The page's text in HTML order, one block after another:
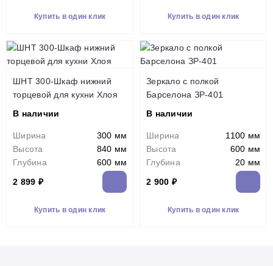
Купить в один клик Купить в один клик
ШНТ 300-Шкаф нижний
торцевой для кухни Хлоя
В наличии
Ширина
300 мм
Высота
840 мм
Глубина
600 мм
2 899 ₽
Купить в один клик
Зеркало с полкой
Барселона ЗР-401
В наличии
Ширина
1100 мм
Высота
600 мм
Глубина
20 мм
2 900 ₽
Купить в один клик